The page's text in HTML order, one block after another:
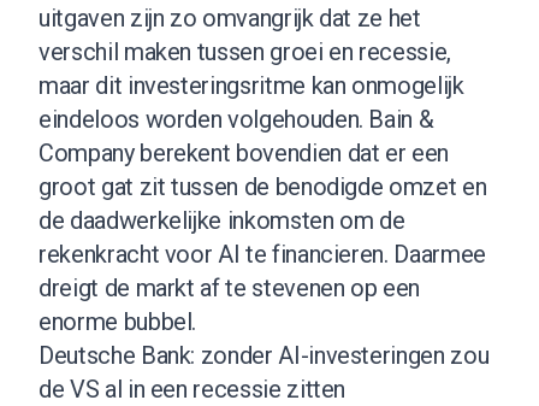
uitgaven zijn zo omvangrijk dat ze het
verschil maken tussen groei en recessie,
maar dit investeringsritme kan onmogelijk
eindeloos worden volgehouden. Bain &
Company berekent bovendien dat er een
groot gat zit tussen de benodigde omzet en
de daadwerkelijke inkomsten om de
rekenkracht voor AI te financieren. Daarmee
dreigt de markt af te stevenen op een
enorme bubbel.
Deutsche Bank: zonder AI-investeringen zou
de VS al in een recessie zitten